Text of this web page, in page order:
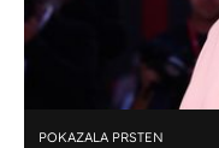
POKAZALA PRSTEN